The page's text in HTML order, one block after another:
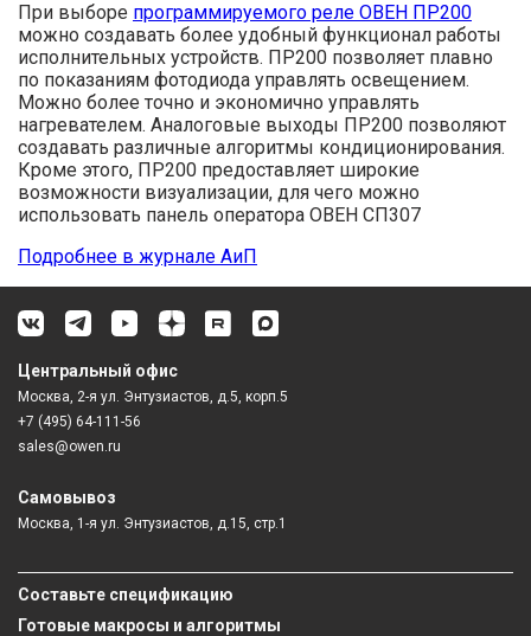
При выборе программируемого реле ОВЕН ПР200
можно создавать более удобный функционал работы
исполнительных устройств. ПР200 позволяет плавно
по показаниям фотодиода управлять освещением.
Можно более точно и экономично управлять
нагревателем. Аналоговые выходы ПР200 позволяют
создавать различные алгоритмы кондиционирования.
Кроме этого, ПР200 предоставляет широкие
возможности визуализации, для чего можно
использовать панель оператора ОВЕН СП307
Подробнее в журнале АиП
Центральный офис
Москва, 2-я ул. Энтузиастов, д.5, корп.5
+7 (495) 64-111-56
sales@owen.ru
Самовывоз
Москва, 1-я ул. Энтузиастов, д.15, стр.1
Составьте спецификацию
Готовые макросы и алгоритмы